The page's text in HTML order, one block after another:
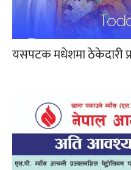
यसपटक मधेशमा ठेकेदारी